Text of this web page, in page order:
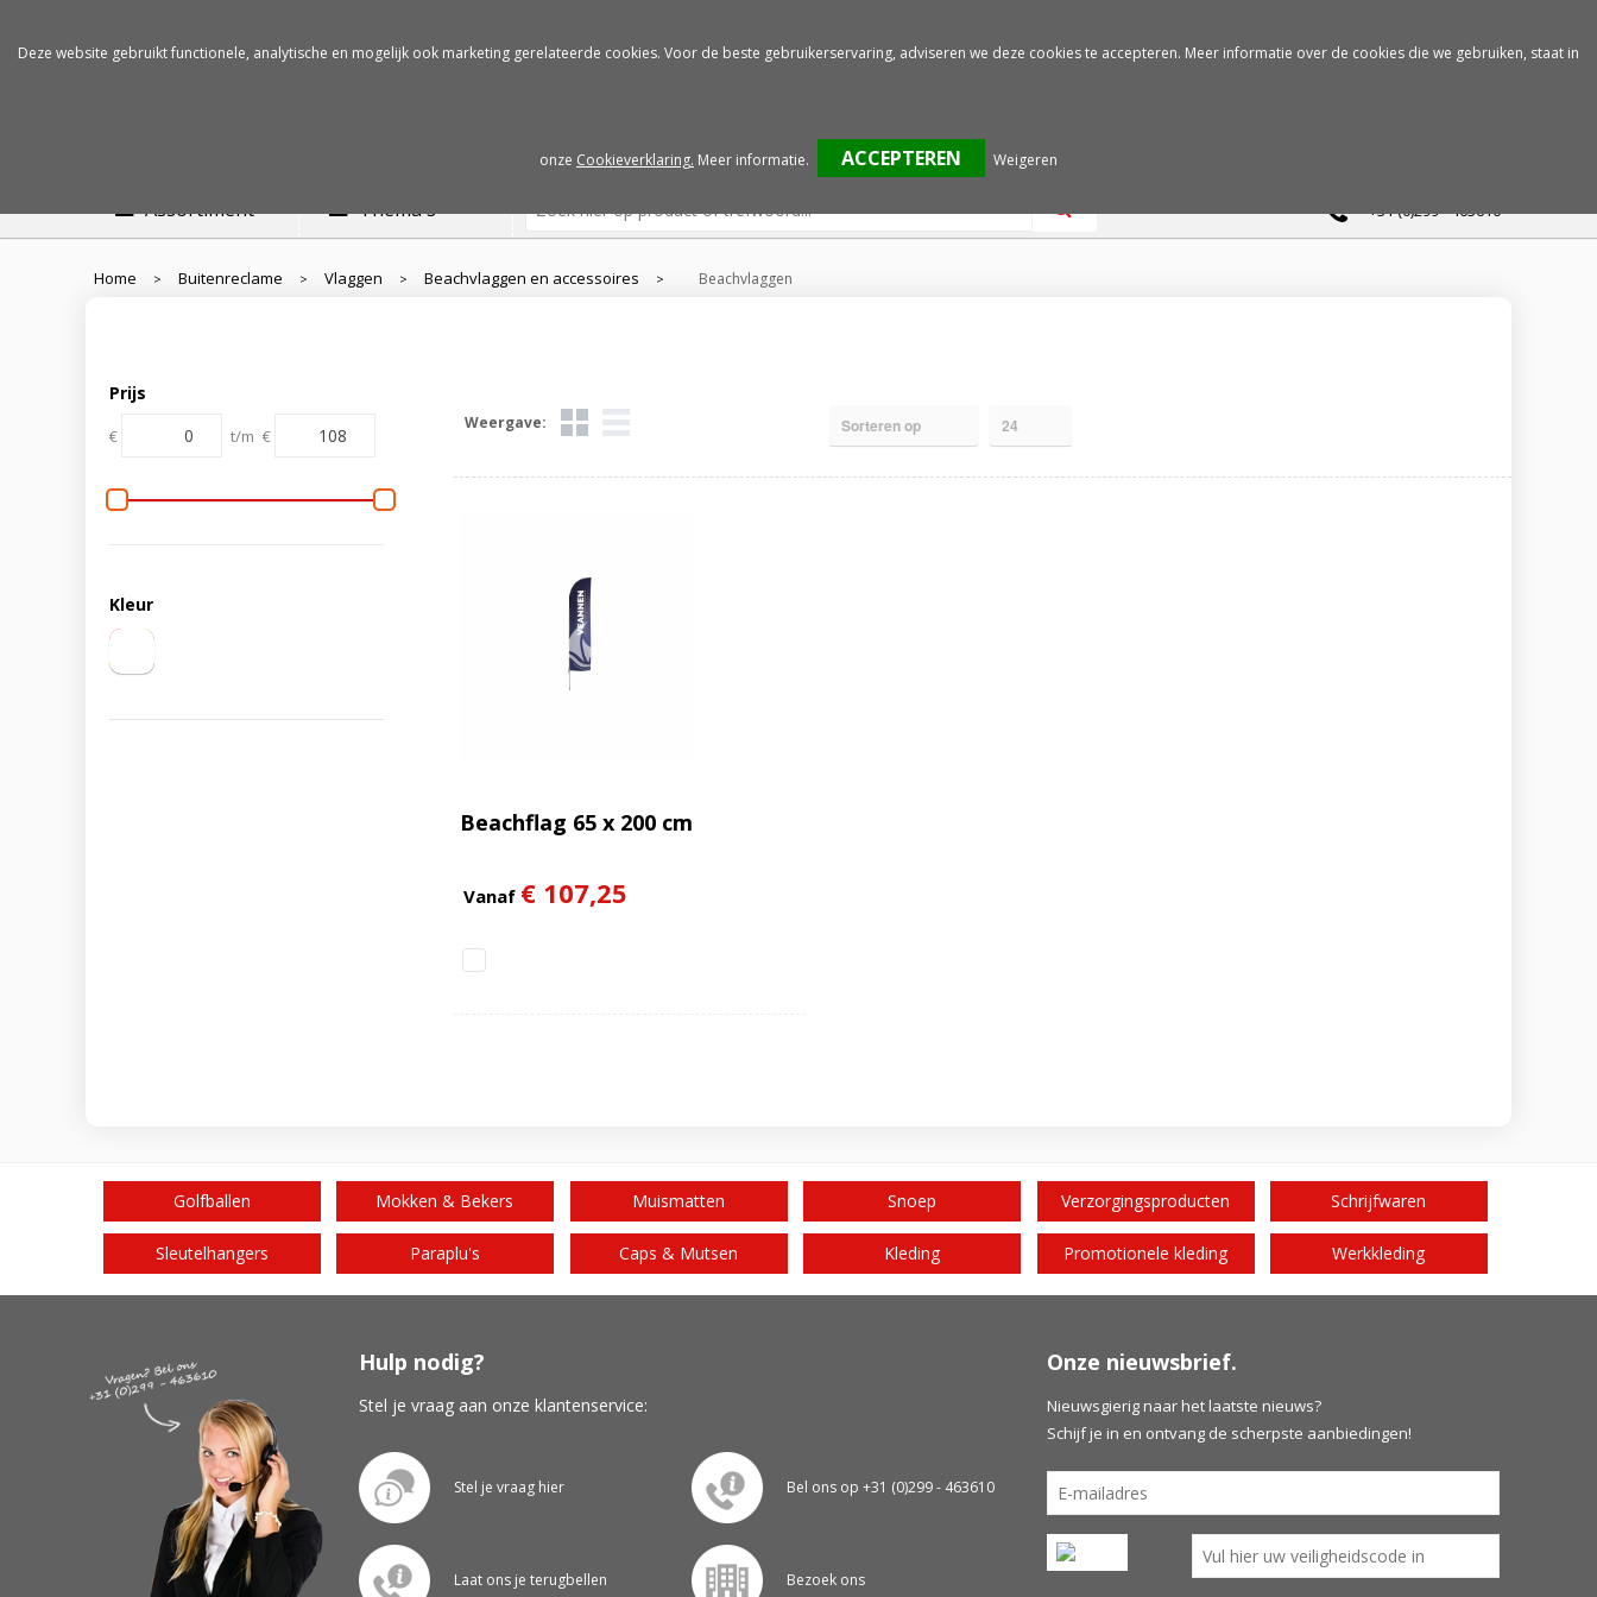
Assortiment Thema's +31 (0)299 - 463610
Home > Buitenreclame > Vlaggen > Beachvlaggen en accessoires > Beachvlaggen
Prijs
€ t/m €
Kleur
Weergave:
Beachflag 65 x 200 cm
Vanaf € 107,25
Golfballen Mokken & Bekers Muismatten Snoep Verzorgingsproducten Schrijfwaren
Sleutelhangers Paraplu's Caps & Mutsen Kleding Promotionele kleding Werkkleding
Hulp nodig?
Stel je vraag aan onze klantenservice:
Stel je vraag hier Bel ons op +31 (0)299 - 463610
Laat ons je terugbellen Bezoek ons
Onze nieuwsbrief.
Nieuwsgierig naar het laatste nieuws?
Schijf je in en ontvang de scherpste aanbiedingen!
Deze website gebruikt functionele, analytische en mogelijk ook marketing gerelateerde cookies. Voor de beste gebruikerservaring, adviseren we deze cookies te accepteren. Meer informatie over de cookies die we gebruiken, staat in
onze Cookieverklaring. Meer informatie. Weigeren